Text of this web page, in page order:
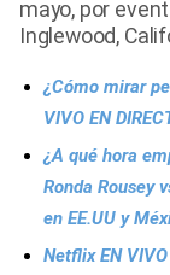
Sports
mayo, por
Inglewood,
¿Cómo mirar
VIVO EN
¿A qué hora
Ronda Rousey
en EE.UU y
Netflix EN